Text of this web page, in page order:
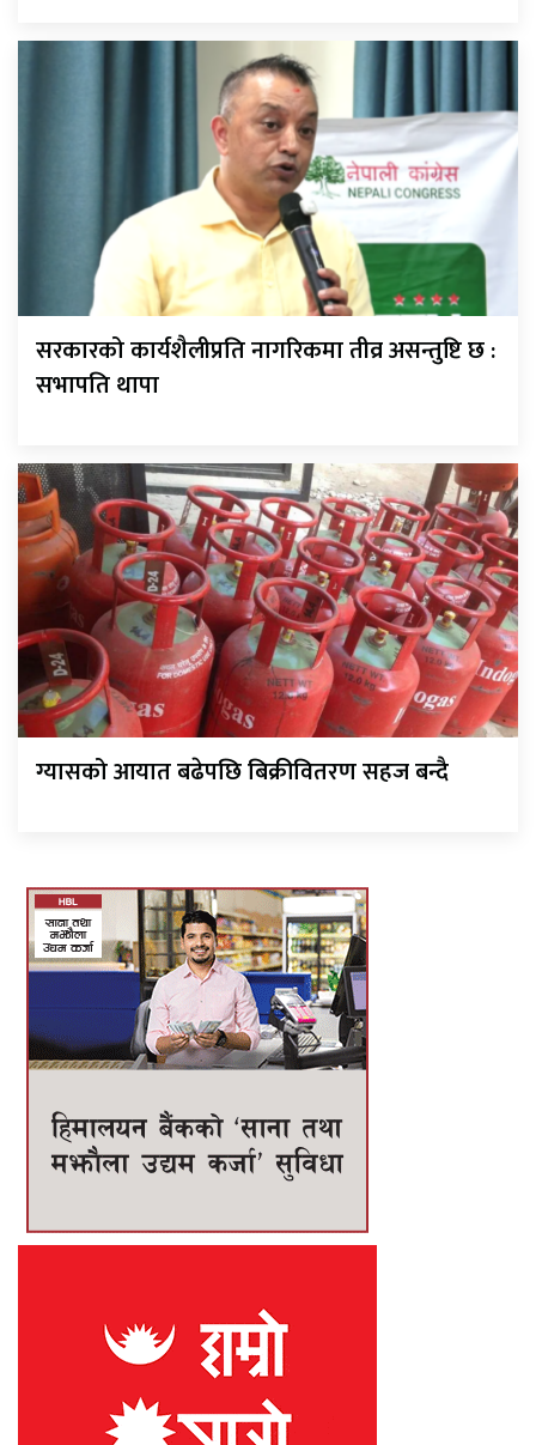
सरकारको कार्यशैलीप्रति नागरिकमा तीव्र असन्तुष्टि छ :
सभापति थापा
ग्यासको आयात बढेपछि बिक्रीवितरण सहज बन्दै